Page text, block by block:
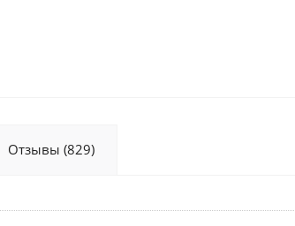
Отзывы (829)